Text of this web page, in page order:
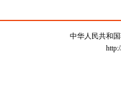
中华人民共和